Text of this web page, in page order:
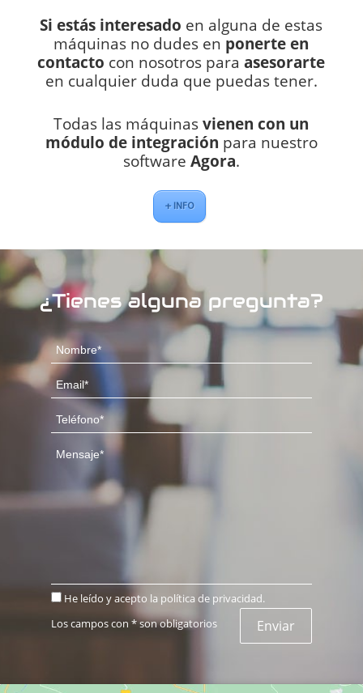
Si estás interesado en alguna de estas
máquinas no dudes en ponerte en
contacto con nosotros paraasesorarte
en cualquier duda que puedas tener.
Todas las máquinasvienen con un
módulo de integración para nuestro
software Agora.
+ INFO
¿Tienes alguna pregunta?
He leído y acepto la política de privacidad.
Los campos con * son obligatorios